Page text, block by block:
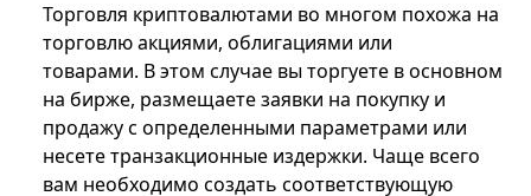
Торговля криптовалютами во многом похожа на
торговлю акциями, облигациями или
товарами. В этом случае вы торгуете в основном
на бирже, размещаете заявки на покупку и
продажу с определенными параметрами или
несете транзакционные издержки. Чаще всего
вам необходимо создать соответствующую